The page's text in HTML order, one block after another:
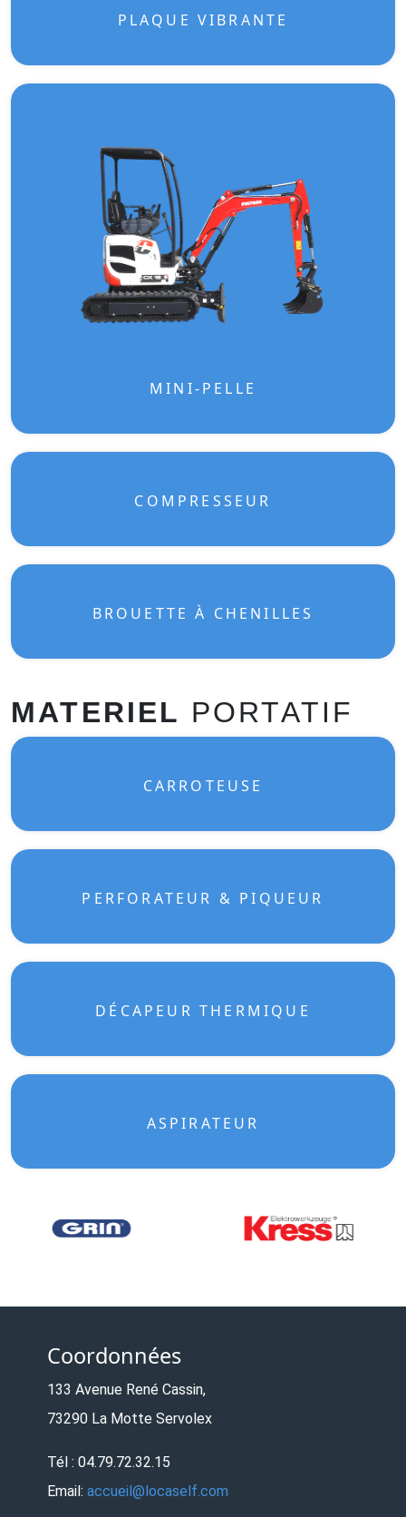
PLAQUE VIBRANTE
MINI-PELLE
COMPRESSEUR
BROUETTE À CHENILLES
MATERIEL PORTATIF
CARROTEUSE
PERFORATEUR & PIQUEUR
DÉCAPEUR THERMIQUE
ASPIRATEUR
Coordonnées
133 Avenue René Cassin,
73290 La Motte Servolex
Tél : 04.79.72.32.15
Email: accueil@locaself.com